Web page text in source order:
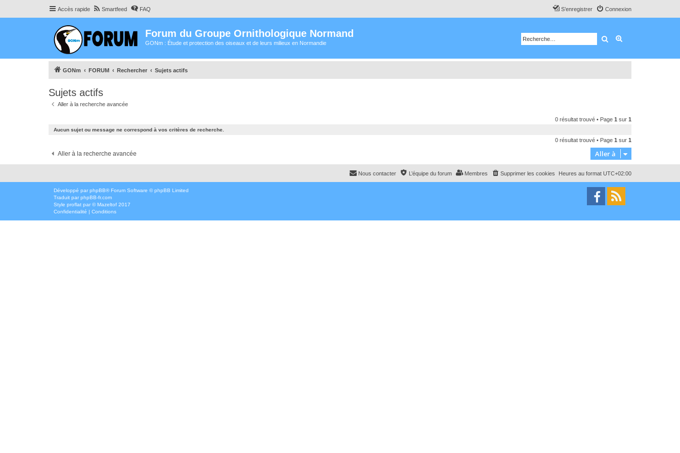
Accès rapide Smartfeed FAQ Connexion
S’enregistrer
Forum du Groupe Ornithologique Normand
GONm : Étude et protection des oiseaux et de leurs milieux en Normandie Rechercher
GONm FORUM Rechercher Sujets actifs
Sujets actifs
Aller à la recherche avancée
0 résultat trouvé • Page 1 sur 1
Aucun sujet ou message ne correspond à vos critères de recherche.
0 résultat trouvé • Page 1 sur 1
Aller à la recherche avancée Aller à
Heures au format UTC+02:00
Supprimer les cookies
Membres
L’équipe du forum
Nous contacter
Développé par phpBB® Forum Software © phpBB Limited
Traduit par phpBB-fr.com
Style proflat par ©Mazeltof 2017
Confidentialité | Conditions